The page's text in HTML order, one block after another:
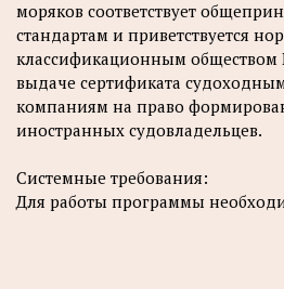
моряков соответствует
стандартам и приветствуется
классификационным обществом
выдаче сертификата
компаниям на право
иностранных судовладельцев.
Системные требования:
Для работы программы